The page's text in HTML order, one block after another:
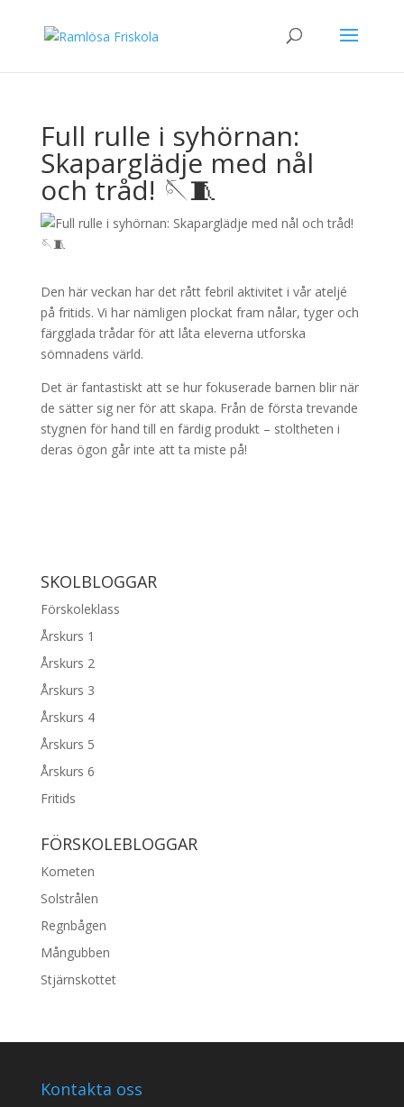
Full rulle i syhörnan:
Skaparglädje med nål
och tråd! 🪡🧵
Den här veckan har det rått febril aktivitet i vår ateljé
på fritids. Vi har nämligen plockat fram nålar, tyger och
färgglada trådar för att låta eleverna utforska
sömnadens värld.
Det är fantastiskt att se hur fokuserade barnen blir när
de sätter sig ner för att skapa. Från de första trevande
stygnen för hand till en färdig produkt – stoltheten i
deras ögon går inte att ta miste på!
SKOLBLOGGAR
Förskoleklass
Årskurs 1
Årskurs 2
Årskurs 3
Årskurs 4
Årskurs 5
Årskurs 6
Fritids
FÖRSKOLEBLOGGAR
Kometen
Solstrålen
Regnbågen
Mångubben
Stjärnskottet
Kontakta oss